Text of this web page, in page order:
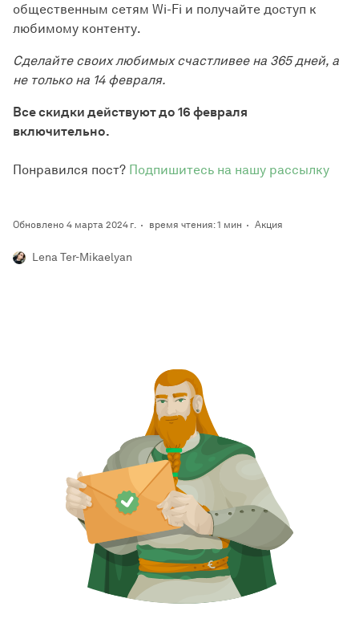
общественным сетям Wi-Fi и получайте доступ к
любимому контенту.
Сделайте своих любимых счастливее на 365 дней, а
не только на 14 февраля.
Все скидки действуют до 16 февраля
включительно.
Понравился пост? Подпишитесь на нашу рассылку
Обновлено 4 марта 2024 г. время чтения: 1 мин Акция
Lena Ter-Mikaelyan